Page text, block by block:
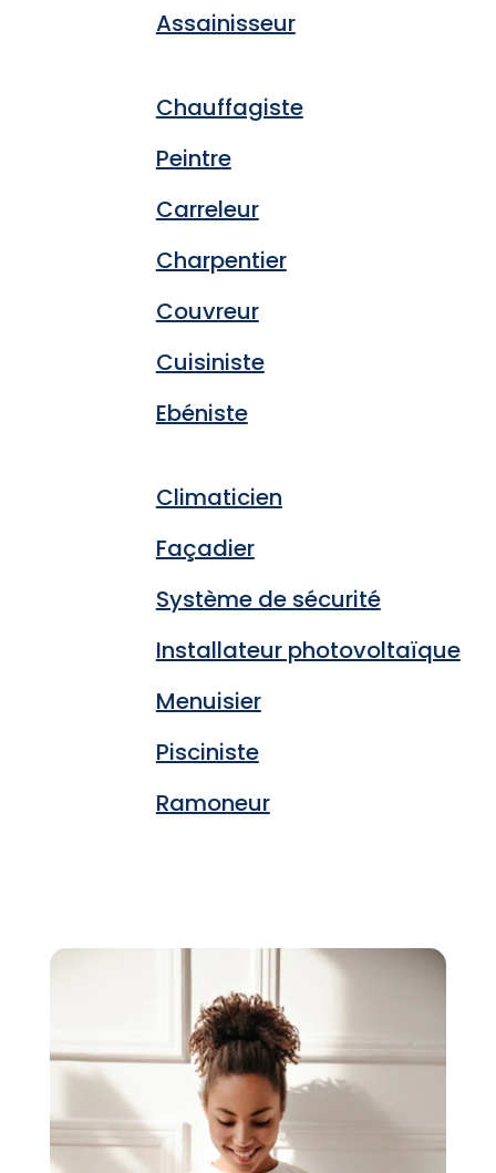
Assainisseur
Chauffagiste
Peintre
Carreleur
Charpentier
Couvreur
Cuisiniste
Ebéniste
Climaticien
Façadier
Système de sécurité
Installateur photovoltaïque
Menuisier
Pisciniste
Ramoneur